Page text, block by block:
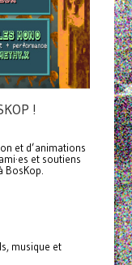
!
et d’animations
et soutiens
BosKop.
musique et